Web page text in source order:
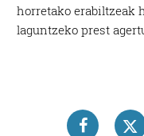
horretako erabiltzeak
laguntzeko prest